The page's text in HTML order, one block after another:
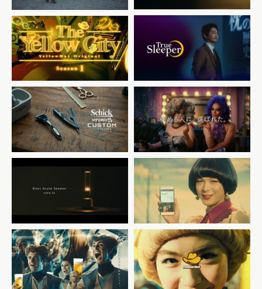
ショップジャパン
トゥルースリーパー セブンス
ピロー
「首・肩・背中までラクにな
イエローハット イエローシテ
ィー2019
Schick 極める人に選ばれ
た。
シック ハイドロ カスタム
「理容師」篇
Schick 極める人に選ばれ
た。
シック ハイドロ カスタム
「ドラァグクイーン」篇
Sony Glass sound
speaker
バイドゥ Simeji
「Simejiってご存知？」篇
サッポロビール
LEVEL9贅沢ストロング
「レベル上げてこー！」篇
イエローハット
「イエローシティ」篇